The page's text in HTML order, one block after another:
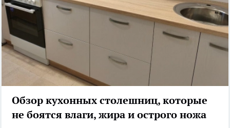
Обзор кухонных столешниц, которые
не боятся влаги, жира и острого ножа